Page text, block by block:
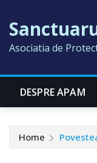
content
Asociatia de
DESPRE APAM
Home